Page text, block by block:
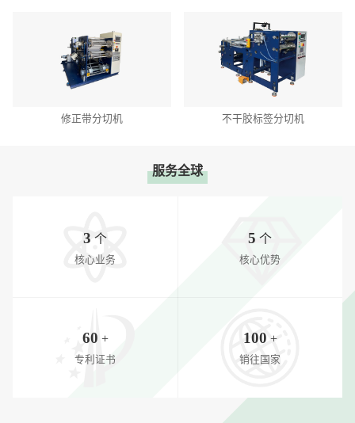
修正带分切机 不干胶标签分切机
服务全球
3 个
核心业务
5 个
核心优势
60 +
专利证书
100 +
销往国家